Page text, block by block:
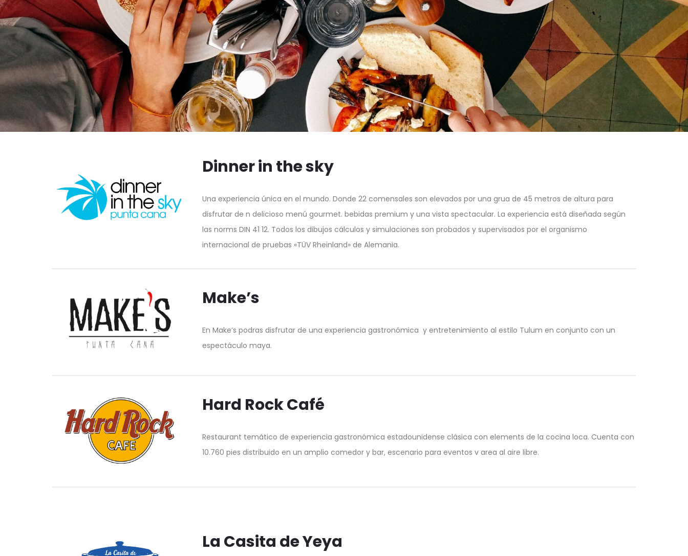
Dinner in the sky
Una experiencia única en el mundo. Donde 22 comensales son elevados por una grua de 45 metros de altura para
disfrutar de n delicioso menú gourmet. bebidas premium y una vista spectacular. La experiencia está diseñada según
las norms DIN 41 12. Todos los dibujos cálculos y simulaciones son probados y supervisados por el organismo
internacional de pruebas «TÜV Rheinland» de Alemania.
Make’s
En Make’s podras disfrutar de una experiencia gastronómica y entretenimiento al estilo Tulum en conjunto con un
espectáculo maya.
Hard Rock Café
Restaurant temático de experiencia gastronómica estadounidense clásica con elements de la cocina loca. Cuenta con
10.760 pies distribuido en un amplio comedor y bar, escenario para eventos v area al aire libre.
La Casita de Yeya